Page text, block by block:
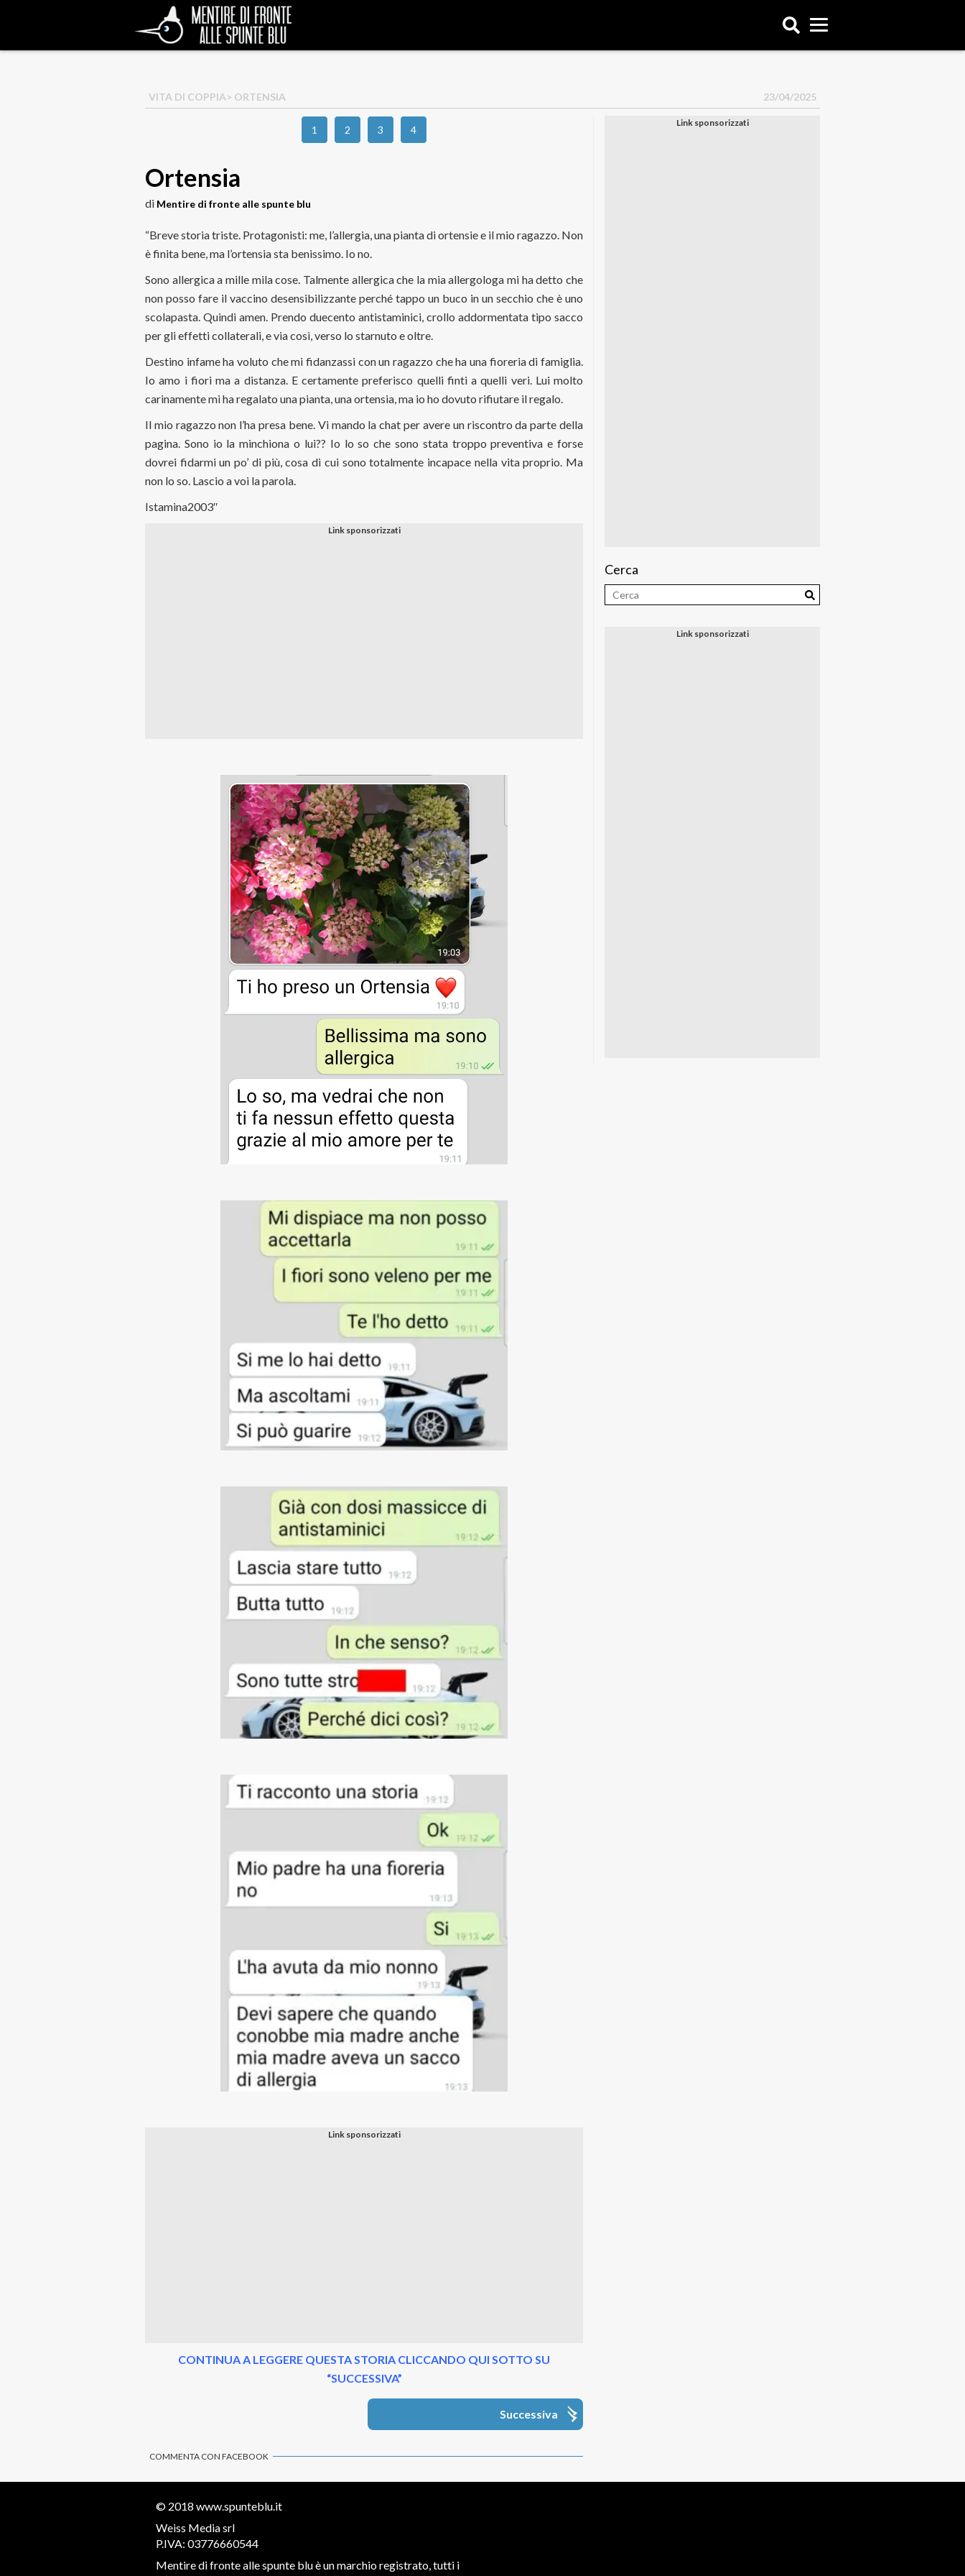
VITA DI COPPIA> ORTENSIA 23/04/2025
1 2 3 4
Ortensia
di Mentire di fronte alle spunte blu
“Breve storia triste. Protagonisti: me, l’allergia, una pianta di ortensie e il mio ragazzo. Non
è finita bene, ma l’ortensia sta benissimo. Io no.
Sono allergica a mille mila cose. Talmente allergica che la mia allergologa mi ha detto che
non posso fare il vaccino desensibilizzante perché tappo un buco in un secchio che è uno
scolapasta. Quindi amen. Prendo duecento antistaminici, crollo addormentata tipo sacco
per gli effetti collaterali, e via così, verso lo starnuto e oltre.
Destino infame ha voluto che mi fidanzassi con un ragazzo che ha una fioreria di famiglia.
Io amo i fiori ma a distanza. E certamente preferisco quelli finti a quelli veri. Lui molto
carinamente mi ha regalato una pianta, una ortensia, ma io ho dovuto rifiutare il regalo.
Il mio ragazzo non l’ha presa bene. Vi mando la chat per avere un riscontro da parte della
pagina. Sono io la minchiona o lui?? Io lo so che sono stata troppo preventiva e forse
dovrei fidarmi un po’ di più, cosa di cui sono totalmente incapace nella vita proprio. Ma
non lo so. Lascio a voi la parola.
Istamina2003″
CONTINUA A LEGGERE QUESTA STORIA CLICCANDO QUI SOTTO SU
“SUCCESSIVA”
Successiva
COMMENTA CON FACEBOOK
Cerca
© 2018 www.spunteblu.it
Weiss Media srl
P.IVA: 03776660544
Mentire di fronte alle spunte blu è un marchio registrato, tutti i